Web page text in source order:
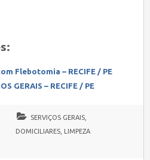
Flebotomia – RECIFE / PE
GERAIS – RECIFE / PE
SERVIÇOS GERAIS,
DOMICILIARES, LIMPEZA